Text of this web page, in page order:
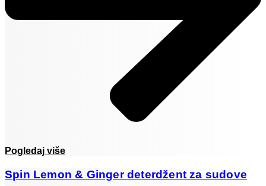
Pogledaj više
Spin Lemon & Ginger deterdžent za sudove